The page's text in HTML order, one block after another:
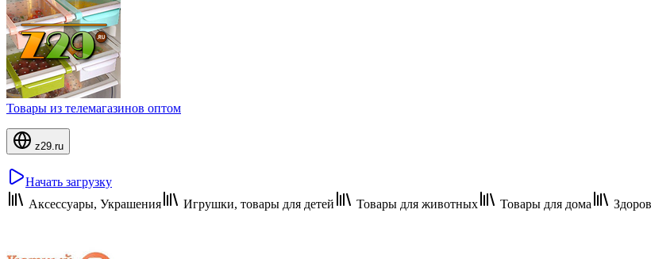
Товары из телемагазинов оптом
z29.ru
Начать загрузку
Аксессуары, Украшения
Игрушки, товары для детей Товары для животных Товары для дома